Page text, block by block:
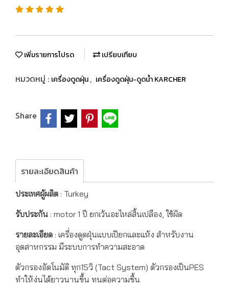
เพิ่มรายการโปรด เปรียบเทียบ
หมวดหมู่ : เครื่องดูดฝุ่น, เครื่องดูดฝุ่น-ดูดน้ำ KARCHER
Share
รายละเอียดสินค้า
ประเทศผู้ผลิต : Turkey
รับประกัน : motor 1 ปี ยกเว้นอะไหล่สิ้นเปลือง, ใช้ผิด
รายละเอียด : เครื่องดูดฝุ่นแบบเปียกและแห้ง สำหรับงาน
อุตสาหกรรม มีระบบการทำความสะอาด
ตัวกรองอัตโนมัติ ทุก15วิ (Tact System) ตัวกรองเป็นPES
ทำให้ง่นได้ยาวนานขึ้น ทนต่อความชื้น